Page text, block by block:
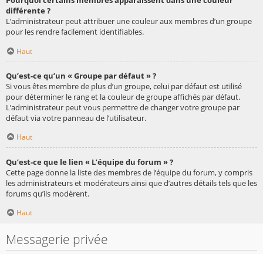
différente ?
L’administrateur peut attribuer une couleur aux membres d’un groupe
pour les rendre facilement identifiables.
Haut
Qu’est-ce qu’un « Groupe par défaut » ?
Si vous êtes membre de plus d’un groupe, celui par défaut est utilisé
pour déterminer le rang et la couleur de groupe affichés par défaut.
L’administrateur peut vous permettre de changer votre groupe par
défaut via votre panneau de l’utilisateur.
Haut
Qu’est-ce que le lien « L’équipe du forum » ?
Cette page donne la liste des membres de l’équipe du forum, y compris
les administrateurs et modérateurs ainsi que d’autres détails tels que les
forums qu’ils modèrent.
Haut
Messagerie privée